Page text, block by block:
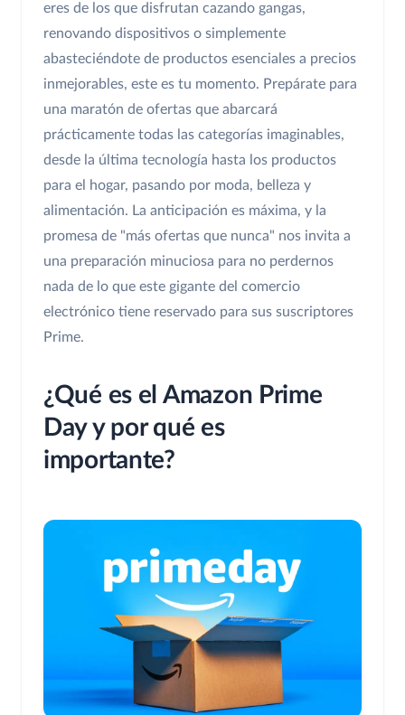
eres de los que disfrutan cazando gangas,
renovando dispositivos o simplemente
abasteciéndote de productos esenciales a precios
inmejorables, este es tu momento. Prepárate para
una maratón de ofertas que abarcará
prácticamente todas las categorías imaginables,
desde la última tecnología hasta los productos
para el hogar, pasando por moda, belleza y
alimentación. La anticipación es máxima, y la
promesa de "más ofertas que nunca" nos invita a
una preparación minuciosa para no perdernos
nada de lo que este gigante del comercio
electrónico tiene reservado para sus suscriptores
Prime.
¿Qué es el Amazon Prime
Day y por qué es
importante?